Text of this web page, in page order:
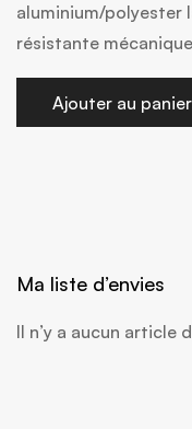
aluminium/polyester
résistante
Ajouter au panier
Ma liste d’envies
Il n’y a aucun article